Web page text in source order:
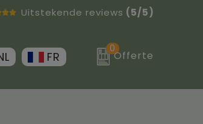
Uitstekende reviews (5/5)
FR
0
Offerte